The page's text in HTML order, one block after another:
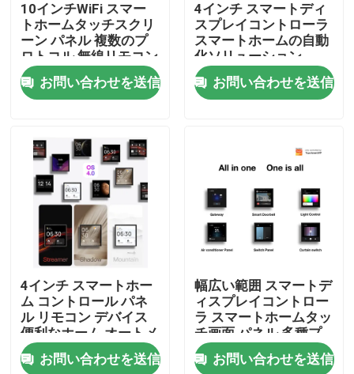
プロダクト
私達について
品質管理
私達に連絡しなさい
引用を要求しなさい
Homekitのスマートなスイッチ
10インチWiFi スマー
トホームタッチスクリ
ーン パネル 複数のプ
ロトコル 無線リモコン
ソケット 内蔵音声制御
お問い合わせを送信
4インチ スマートディ
スプレイコントローラ
スマートホームの自動
化ソリューション
お問い合わせを送信
4インチ スマートホー
ム コントロール パネ
ル リモコン デバイス
便利なホーム オートメ
ーション アレクサ 音
声制御内蔵
お問い合わせを送信
幅広い範囲 スマートデ
ィスプレイコントロー
ラ スマートホームタッ
チ画面 パネル 多種プ
ロトコル 機能 組み込
みのバイオス機能
お問い合わせを送信